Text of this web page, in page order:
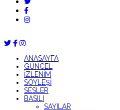
ANASAYFA
GÜNCEL
İZLENİM
SÖYLEŞİ
SESLER
BASILI
SAYILAR